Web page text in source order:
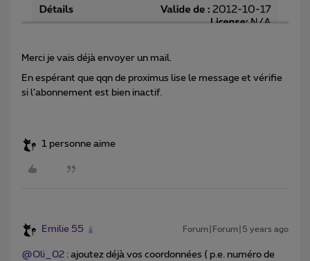
Merci je vais déjà envoyer un mail.
En espérant que qqn de proximus lise le message et vérifie
si l’abonnement est bien inactif.
1 personne aime
Emilie 55 Forum|Forum|5 years ago
@Oli_02 : ajoutez déjà vos coordonnées ( p.e. numéro de